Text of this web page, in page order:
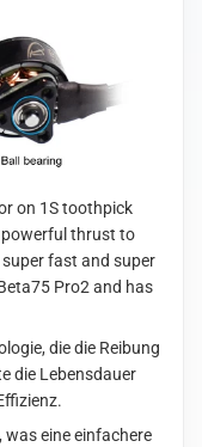
on 1S toothpick
powerful thrust to
fast and super
Pro2 and has
die die Reibung
die Lebensdauer
was eine einfachere